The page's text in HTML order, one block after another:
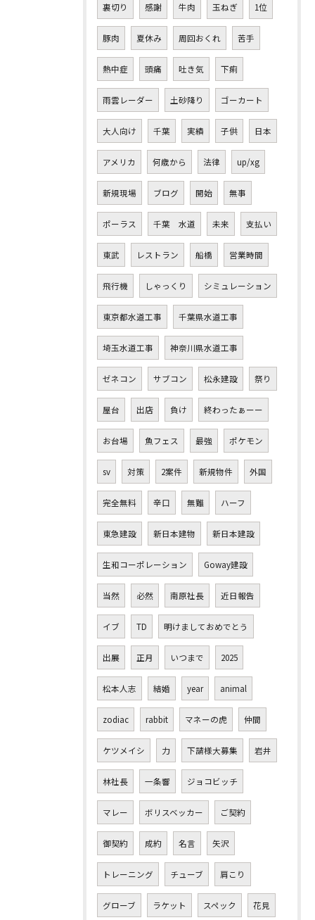
裏切り 感謝 牛肉 玉ねぎ 1位
豚肉 夏休み 周回おくれ 苦手
熱中症 頭痛 吐き気 下痢
雨雲レーダー 土砂降り ゴーカート
大人向け 千葉 実績 子供 日本
アメリカ 何歳から 法律 up/xg
新規現場 ブログ 開始 無事
ポーラス 千葉 水道 未来 支払い
東武 レストラン 船橋 営業時間
飛行機 しゃっくり シミュレーション
東京都水道工事 千葉県水道工事
埼玉水道工事 神奈川県水道工事
ゼネコン サブコン 松永建設 祭り
屋台 出店 負け 終わったぁーー
お台場 魚フェス 最強 ポケモン
sv 対策 2案件 新規物件 外国
完全無料 辛口 無難 ハーフ
東急建設 新日本建物 新日本建設
生和コーポレーション Goway建設
当然 必然 南原社長 近日報告
イブ TD 明けましておめでとう
出展 正月 いつまで 2025
松本人志 結婚 year animal
zodiac rabbit マネーの虎 仲間
ケツメイシ 力 下請様大募集 岩井
林社長 一条響 ジョコビッチ
マレー ボリスベッカー ご契約
御契約 成約 名言 矢沢
トレーニング チューブ 肩こり
グローブ ラケット スペック 花見